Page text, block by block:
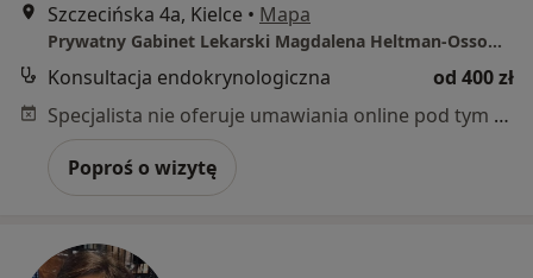
Szczecińska 4a, Kielce • Mapa
Prywatny Gabinet Lekarski Magdalena Heltman-Ossowska
Konsultacja endokrynologiczna
od 400 zł
Specjalista nie oferuje umawiania online pod tym adresem.
Poproś o wizytę